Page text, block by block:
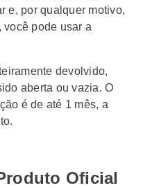
e, por qualquer motivo,
você pode usar a
devolvido,
aberta ou vazia. O
é de até 1 mês, a
Oficial